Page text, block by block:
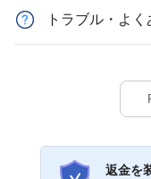
トラブル・よ
返金を